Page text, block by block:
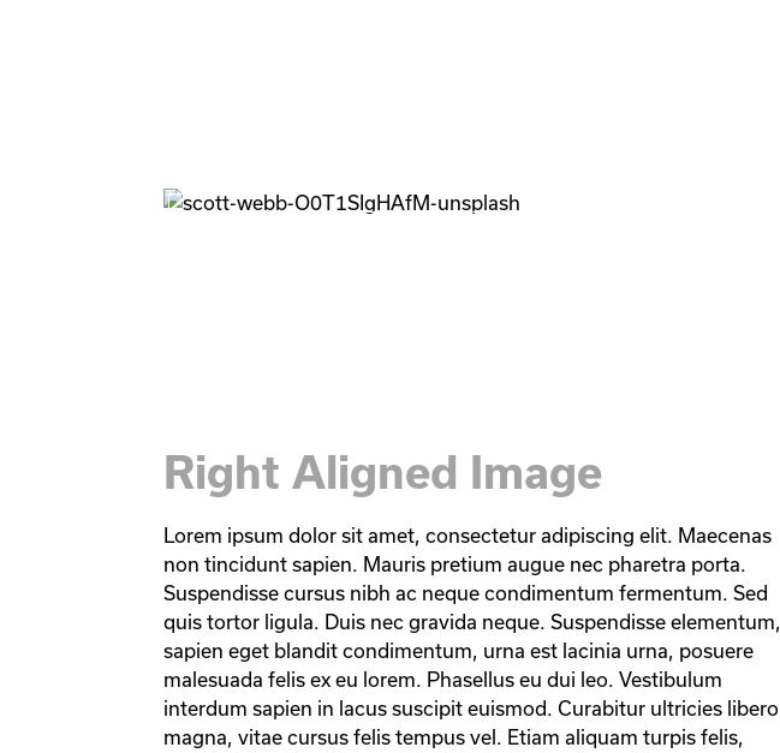
Right Aligned Image
Lorem ipsum dolor sit amet, consectetur adipiscing elit. Maecenas
non tincidunt sapien. Mauris pretium augue nec pharetra porta.
Suspendisse cursus nibh ac neque condimentum fermentum. Sed
quis tortor ligula. Duis nec gravida neque. Suspendisse elementum,
sapien eget blandit condimentum, urna est lacinia urna, posuere
malesuada felis ex eu lorem. Phasellus eu dui leo. Vestibulum
interdum sapien in lacus suscipit euismod. Curabitur ultricies libero
magna, vitae cursus felis tempus vel. Etiam aliquam turpis felis,